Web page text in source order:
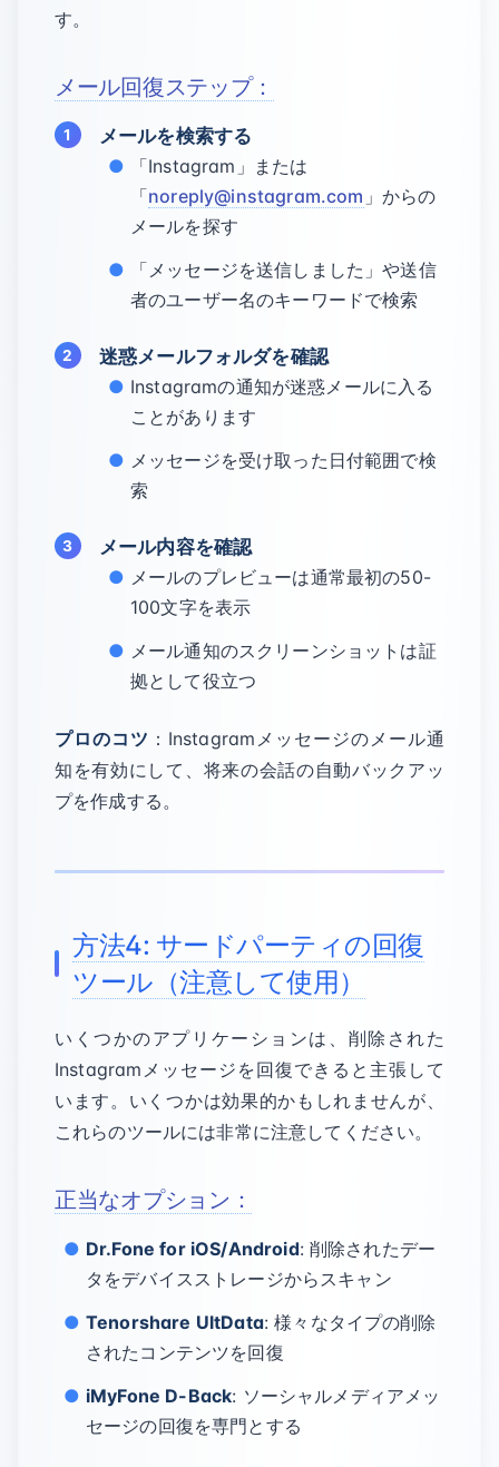
す。
メール回復ステップ：
メールを検索する
「Instagram」または
「noreply@instagram.com 」からの
メールを探す
「メッセージを送信しました」や送信
者のユーザー名のキーワードで検索
迷惑メールフォルダを確認
Instagramの通知が迷惑メールに入る
ことがあります
メッセージを受け取った日付範囲で検
索
メール内容を確認
メールのプレビューは通常最初の50-
100文字を表示
メール通知のスクリーンショットは証
拠として役立つ
プロのコツ ：Instagramメッセージのメール通
知を有効にして、将来の会話の自動バックアッ
プを作成する。
方法4: サードパーティの回復
ツール（注意して使用）
いくつかのアプリケーションは、削除された
Instagramメッセージを回復できると主張して
います。いくつかは効果的かもしれませんが、
これらのツールには非常に注意してください。
正当なオプション：
Dr.Fone for iOS/Android: 削除されたデー
タをデバイスストレージからスキャン
Tenorshare UltData: 様々なタイプの削除
されたコンテンツを回復
iMyFone D-Back: ソーシャルメディアメッ
セージの回復を専門とする